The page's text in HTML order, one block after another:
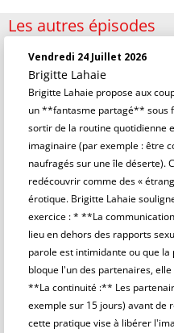
Les autres épisodes
Vendredi 24 Juillet 2026
Brigitte Lahaie
Brigitte Lahaie propose aux
un **fantasme partagé** sous
sortir de la routine quotidienne
imaginaire (par exemple : être
naufragés sur une île déserte).
redécouvrir comme des «
érotique. Brigitte Lahaie
exercice : * **La
lieu en dehors des rapports
parole est intimidante ou que
bloque l'un des partenaires,
**La continuité :** Les
exemple sur 15 jours) avant de
cette pratique vise à libérer